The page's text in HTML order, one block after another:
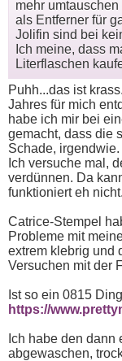
mehr
als Entferner für
Jolifin sind bei
Ich meine, dass
Literflaschen
Puhh...das ist
Jahres für mich
habe ich mir bei
gemacht, dass die
Schade, irgendwie.
Ich versuche mal,
verdünnen. Da
funktioniert eh nicht.
Catrice-Stempel
Probleme mit
extrem klebrig und
Versuchen mit der
Ist so ein 0815
https://
Ich habe den dann
abgewaschen,